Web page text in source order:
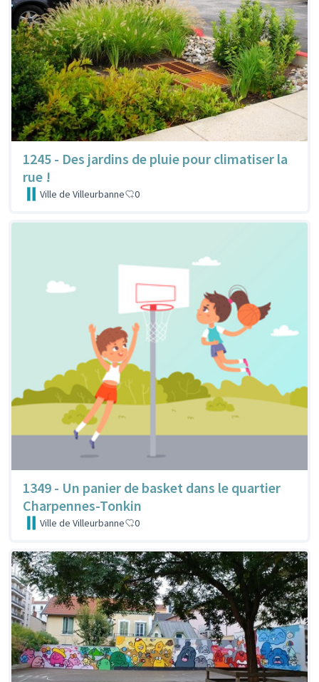
1245 - Des jardins de pluie pour climatiser la
rue !
Ville de Villeurbanne 0
1349 - Un panier de basket dans le quartier
Charpennes-Tonkin
Ville de Villeurbanne 0